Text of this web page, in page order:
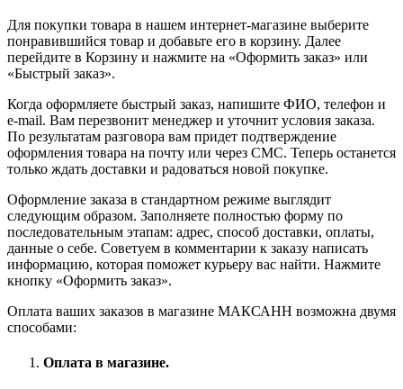
Для покупки товара в нашем интернет-магазине выберите
понравившийся товар и добавьте его в корзину. Далее
перейдите в Корзину и нажмите на «Оформить заказ» или
«Быстрый заказ».
Когда оформляете быстрый заказ, напишите ФИО, телефон и
e-mail. Вам перезвонит менеджер и уточнит условия заказа.
По результатам разговора вам придет подтверждение
оформления товара на почту или через СМС. Теперь останется
только ждать доставки и радоваться новой покупке.
Оформление заказа в стандартном режиме выглядит
следующим образом. Заполняете полностью форму по
последовательным этапам: адрес, способ доставки, оплаты,
данные о себе. Советуем в комментарии к заказу написать
информацию, которая поможет курьеру вас найти. Нажмите
кнопку «Оформить заказ».
Оплата ваших заказов в магазине МАКСАНН возможна двумя
способами:
Оплата в магазине.